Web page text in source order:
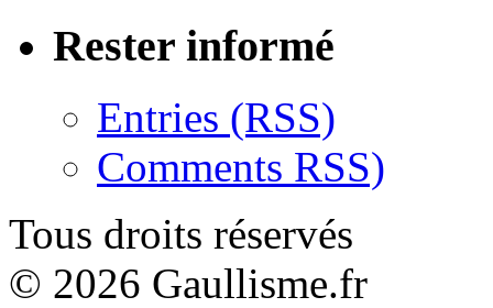
Rester informé
Entries (RSS)
Comments RSS)
Tous droits réservés
© 2026 Gaullisme.fr